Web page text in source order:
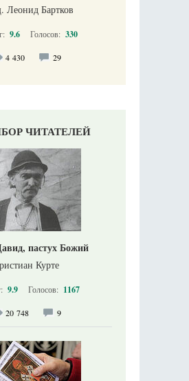
Леонид Бартков
9.6 Голосов: 330
4 430 29
ЧИТАТЕЛЕЙ
пастух Божий
Курте
9.9 Голосов: 1167
20 748 9